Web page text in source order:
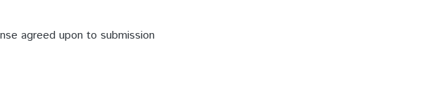
agreed upon to submission